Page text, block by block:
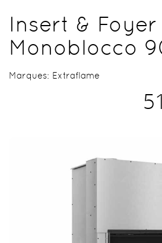
Insert & Foyer
Monoblocco
Marques: Extraflame